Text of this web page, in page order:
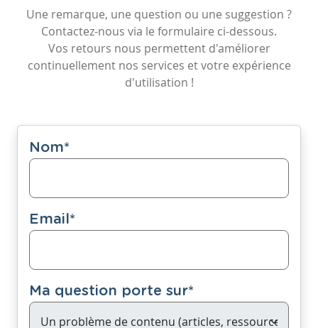
Une remarque, une question ou une suggestion ?
Contactez-nous via le formulaire ci-dessous.
Vos retours nous permettent d'améliorer
continuellement nos services et votre expérience
d'utilisation !
Nom*
Email*
Ma question porte sur*